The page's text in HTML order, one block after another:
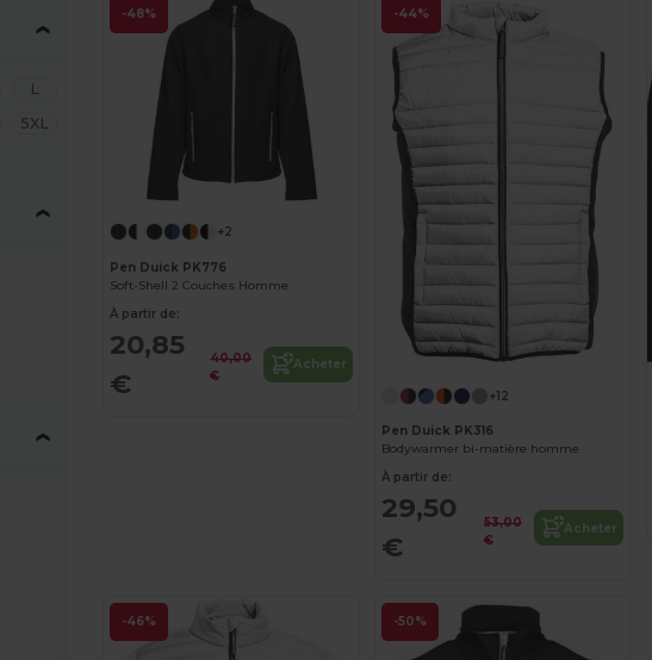
L
5XL
-48%
+2
Pen Duick PK776
Soft-Shell 2 Couches Homme
À partir de:
20,85
€
40,00
€
Acheter
-44%
+12
Pen Duick PK316
Bodywarmer bi-matière homme
À partir de:
29,50
€
53,00
€
Acheter
-46% -50%